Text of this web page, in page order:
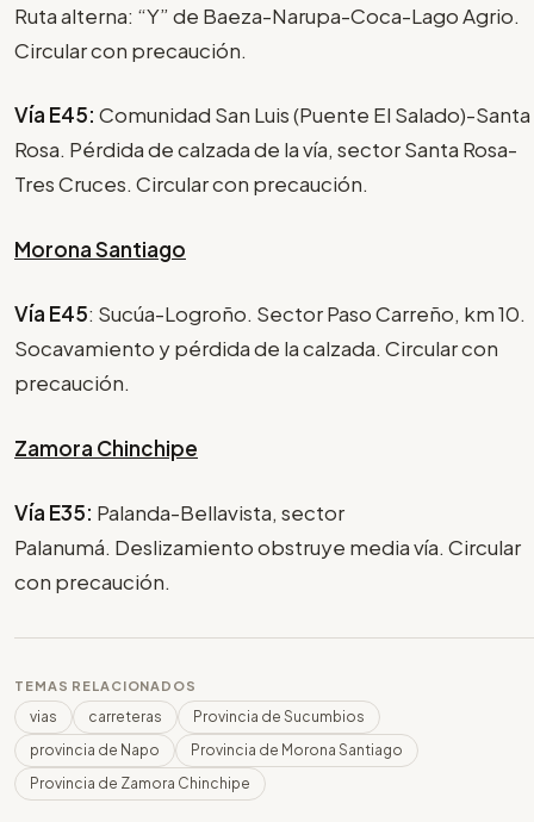
Ruta alterna: “Y” de Baeza-Narupa-Coca-Lago Agrio.
Circular con precaución.
Vía E45: Comunidad San Luis (Puente El Salado)-Santa
Rosa. Pérdida de calzada de la vía, sector Santa Rosa-
Tres Cruces. Circular con precaución.
Morona Santiago
Vía E45: Sucúa-Logroño. Sector Paso Carreño, km 10.
Socavamiento y pérdida de la calzada. Circular con
precaución.
Zamora Chinchipe
Vía E35: Palanda-Bellavista, sector
Palanumá. Deslizamiento obstruye media vía. Circular
con precaución.
TEMAS RELACIONADOS
vias carreteras
Provincia de Sucumbios
provincia de Napo
Provincia de Morona Santiago
Provincia de Zamora Chinchipe